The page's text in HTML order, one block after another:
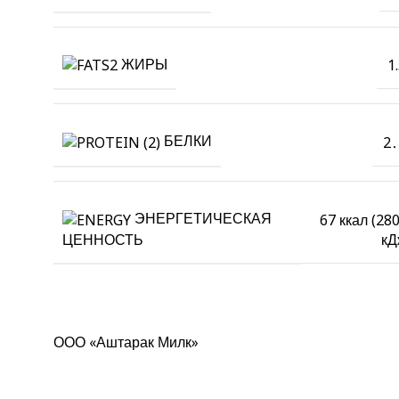
ЖИРЫ
БЕЛКИ
ЭНЕРГЕТИЧЕСКАЯ
ЦЕННОСТЬ
67 ккал
ООО «Аштарак Милк»